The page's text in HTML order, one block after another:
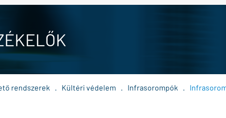
rendszerek . Kültéri védelem . Infrasorompók .